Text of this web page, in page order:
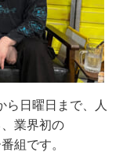
日曜日まで、人
業界初の
組です。